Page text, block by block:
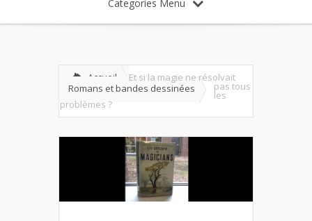
Categories Menu
Accueil
Romans et bandes dessinées
Et si la magie ne résolvait
pas tous
les
problèmes ?